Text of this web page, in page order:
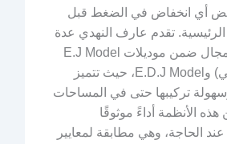
أي انخفاض في الضغط قبل
تقدم عارف النهدي عدة
حلول في هذا المجال ضمن موديلات E.J Model
(كهربائي + جوكي) وE.D.J Model، حيث تتميز
تركيبها حتى في المساحات
الأنظمة أداءً موثوقًا
الحاجة، وهي مطابقة لمعايير